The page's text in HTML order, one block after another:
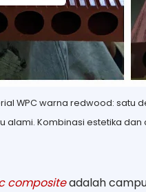
WPC warna redwood: satu
alami. Kombinasi estetika
compositeadalah